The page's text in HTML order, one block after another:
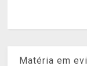
Matéria em